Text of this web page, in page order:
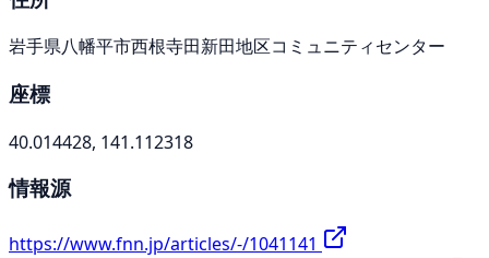
岩手県八幡平市西根寺田新田地区コミュニティセンター
座標
40.014428, 141.112318
情報源
https://www.fnn.jp/articles/-/1041141